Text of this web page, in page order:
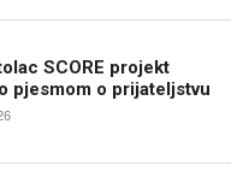
SCORE projekt
pjesmom o prijateljstvu